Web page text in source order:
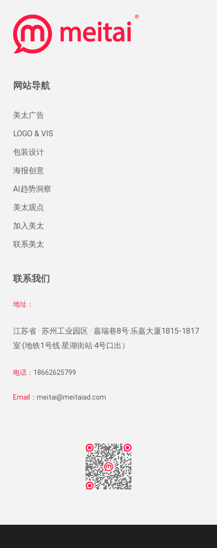
网站导航
美太广告
LOGO & VIS
包装设计
海报创意
AI趋势洞察
美太观点
加入美太
联系美太
联系我们
地址：
江苏省 · 苏州工业园区 · 嘉瑞巷8号·乐嘉大厦1815-1817
室·(地铁1号线·星湖街站·4号口出）
电话： 18662625799
Email： meitai@meitaiad.com